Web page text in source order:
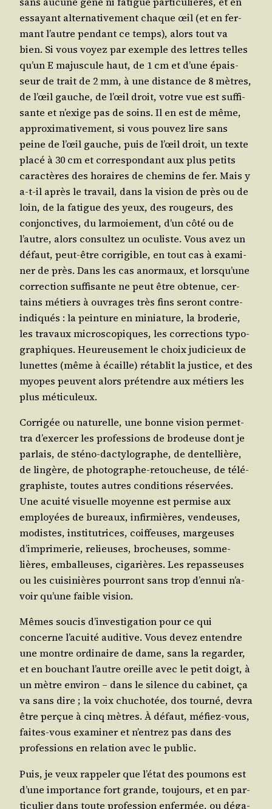
essayant alter­na­ti­ve­ment chaque œil (et en fer­
mant l’autre pen­dant ce temps), alors tout va
bien. Si vous voyez par exemple des lettres telles
qu’un E majus­cule haut, de 1 cm et d’une épais­
seur de trait de 2 mm, à une dis­tance de 8 mètres,
de l’œil gauche, de l’œil droit, votre vue est suf­fi­
sante et n’exige pas de soins. Il en est de même,
approxi­ma­ti­ve­ment, si vous pou­vez lire sans
peine de l’œil gauche, puis de l’œil droit, un texte
pla­cé à 30 cm et cor­res­pon­dant aux plus petits
carac­tères des horaires de che­mins de fer. Mais y
a‑t-il après le tra­vail, dans la vision de près ou de
loin, de la fatigue des yeux, des rou­geurs, des
conjonc­tives, du lar­moie­ment, d’un côté ou de
l’autre, alors consul­tez un ocu­liste. Vous avez un
défaut, peut-être cor­ri­gible, en tout cas à exa­mi­
ner de près. Dans les cas anor­maux, et lors­qu’une
cor­rec­tion suf­fi­sante ne peut être obte­nue, cer­
tains métiers à ouvrages très fins seront contre-
indi­qués : la pein­ture en minia­ture, la bro­de­rie,
les tra­vaux micro­sco­piques, les cor­rec­tions typo­
gra­phiques. Heu­reu­se­ment le choix judi­cieux de
lunettes (même à écaille) réta­blit la jus­tice, et des
myopes peuvent alors pré­tendre aux métiers les
plus méticuleux.
Cor­ri­gée ou natu­relle, une bonne vision per­met­
tra d’exer­cer les pro­fes­sions de bro­deuse dont je
par­lais, de sté­no-dac­ty­lo­graphe, de den­tel­lière,
de lin­gère, de pho­to­graphe-retou­cheuse, de télé­
gra­phiste, toutes autres condi­tions réser­vées.
Une acui­té visuelle moyenne est per­mise aux
employées de bureaux, infir­mières, ven­deuses,
modistes, ins­ti­tu­trices, coif­feuses, mar­geuses
d’im­pri­me­rie, relieuses, bro­cheuses, som­me­
lières, embal­leuses, ciga­rières. Les repas­seuses
ou les cui­si­nières pour­ront sans trop d’en­nui n’a­
voir qu’une faible vision.
Mêmes sou­cis d’in­ves­ti­ga­tion pour ce qui
concerne l’a­cui­té audi­tive. Vous devez entendre
une montre ordi­naire de dame, sans la regar­der,
et en bou­chant l’autre oreille avec le petit doigt, à
un mètre envi­ron – dans le silence du cabi­net, ça
va sans dire ; la voix chu­cho­tée, dos tour­né, devra
être per­çue à cinq mètres. À défaut, méfiez-vous,
faites-vous exa­mi­ner et n’en­trez pas dans des
pro­fes­sions en rela­tion avec le public.
Puis, je veux rap­pe­ler que l’é­tat des pou­mons est
d’une impor­tance fort grande, tou­jours, et en par­
ti­cu­lier dans toute pro­fes­sion enfer­mée, ou déga­